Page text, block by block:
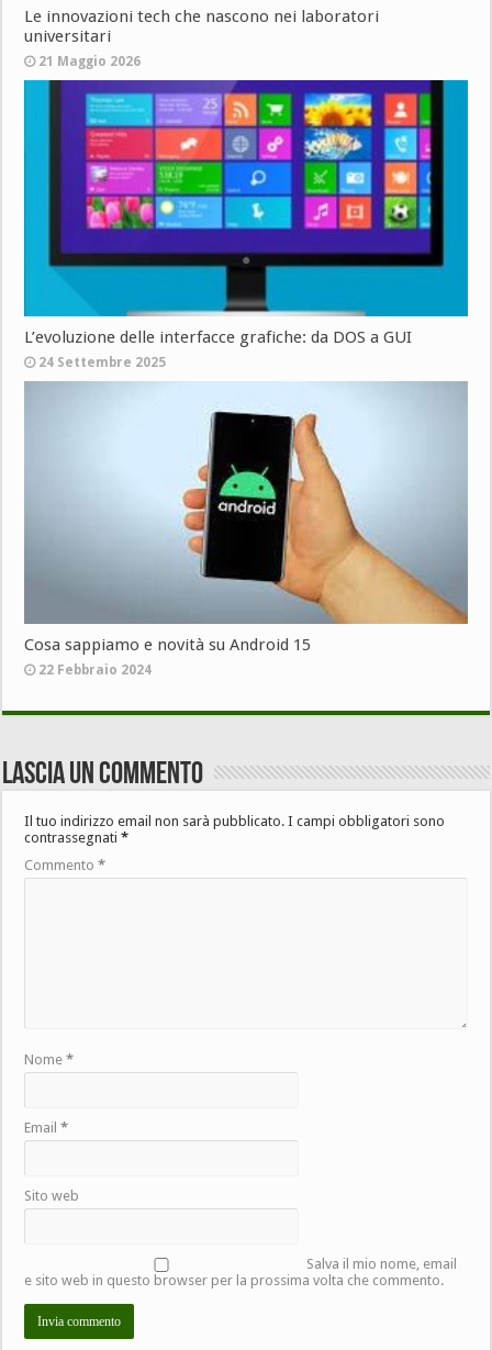
Le innovazioni tech che nascono nei laboratori
universitari
21 Maggio 2026
L’evoluzione delle interfacce grafiche: da DOS a GUI
24 Settembre 2025
Cosa sappiamo e novità su Android 15
22 Febbraio 2024
Lascia un commento
Il tuo indirizzo email non sarà pubblicato. I campi obbligatori sono
contrassegnati*
Commento*
Nome*
Email*
Sito web
Salva il mio nome, email
e sito web in questo browser per la prossima volta che commento.